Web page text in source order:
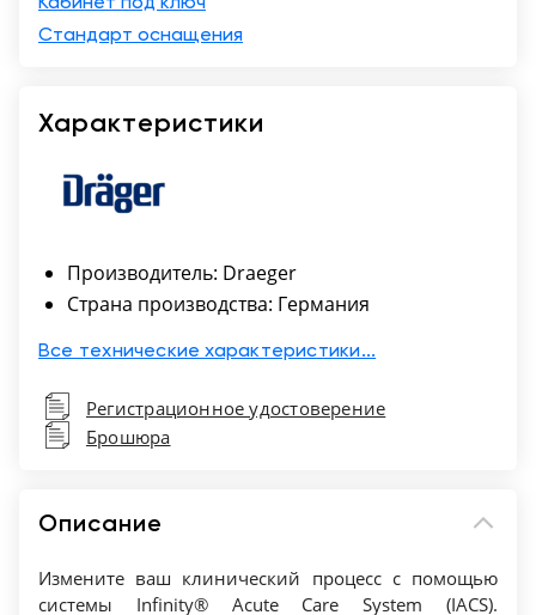
Стандарт оснащения
Характеристики
Производитель: Draeger
Страна производства: Германия
Все технические характеристики...
Регистрационное удостоверение
Брошюра
Описание
Измените ваш клинический процесс с помощью
системы Infinity® Acute Care System (IACS).